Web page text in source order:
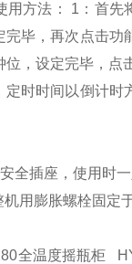
用方法： 1：首先
毕，再次点击功
，设定完毕，
时时间以倒计
全插座，使用时
用膨胀螺栓固定
全温度摇瓶柜